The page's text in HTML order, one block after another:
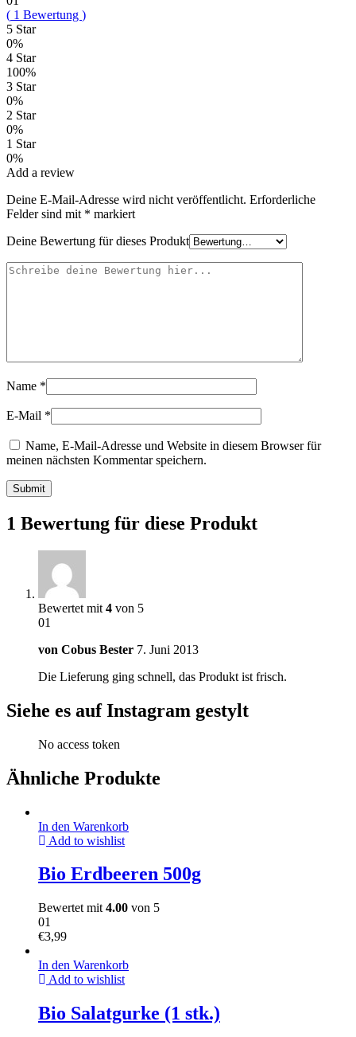
( 1 Bewertung )
5 Star
0%
4 Star
100%
3 Star
0%
2 Star
0%
1 Star
0%
Add a review
Deine E-Mail-Adresse wird nicht veröffentlicht. Erforderliche
Felder sind mit * markiert
Deine Bewertung für dieses Produkt
Name *
E-Mail *
Name, E-Mail-Adresse und Website in diesem Browser für
meinen nächsten Kommentar speichern.
1 Bewertung für diese Produkt
Bewertet mit 4 von 5
01
von Cobus Bester 7. Juni 2013
Die Lieferung ging schnell, das Produkt ist frisch.
Siehe es auf Instagram gestylt
No access token
Ähnliche Produkte
In den Warenkorb
Add to wishlist
Bio Erdbeeren 500g
Bewertet mit 4.00 von 5
01
€3,99
In den Warenkorb
Add to wishlist
Bio Salatgurke (1 stk.)